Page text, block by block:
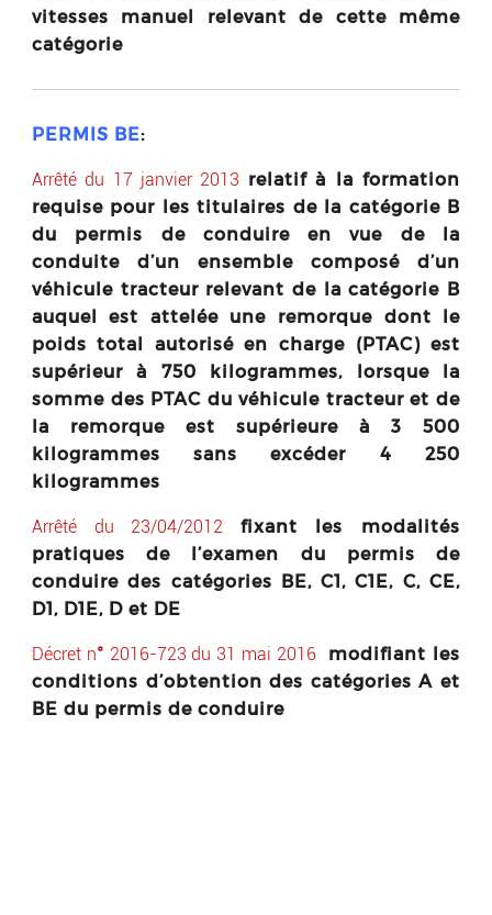
vitesses manuel relevant de cette même
catégorie
PERMIS BE:
Arrêté du 17 janvier 2013 relatif à la formation
requise pour les titulaires de la catégorie B
du permis de conduire en vue de la
conduite d’un ensemble composé d’un
véhicule tracteur relevant de la catégorie B
auquel est attelée une remorque dont le
poids total autorisé en charge (PTAC) est
supérieur à 750 kilogrammes, lorsque la
somme des PTAC du véhicule tracteur et de
la remorque est supérieure à 3 500
kilogrammes sans excéder 4 250
kilogrammes
Arrêté du 23/04/2012
fixant les modalités
pratiques de l’examen du permis de
conduire des catégories BE, C1, C1E, C, CE,
D1, D1E, D et DE
Décret n° 2016-723 du 31 mai 2016modifiant les
conditions d’obtention des catégories A et
BE du permis de conduire